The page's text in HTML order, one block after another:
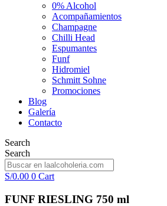
0% Alcohol
Acompañamientos
Champagne
Chilli Head
Espumantes
Funf
Hidromiel
Schmitt Sohne
Promociones
Blog
Galería
Contacto
Search
Search
S/0.00 0 Cart
FUNF RIESLING 750 ml